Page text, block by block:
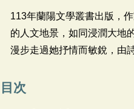
113年蘭陽文學叢書出版，
的人文地景，如同浸潤大地
漫步走過她抒情而敏銳，由
目次